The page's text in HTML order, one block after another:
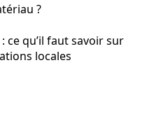
?
ce qu’il faut savoir sur
locales